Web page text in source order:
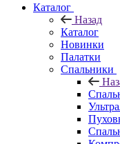
Каталог
Назад
Каталог
Новинки
Палатки
Спальники